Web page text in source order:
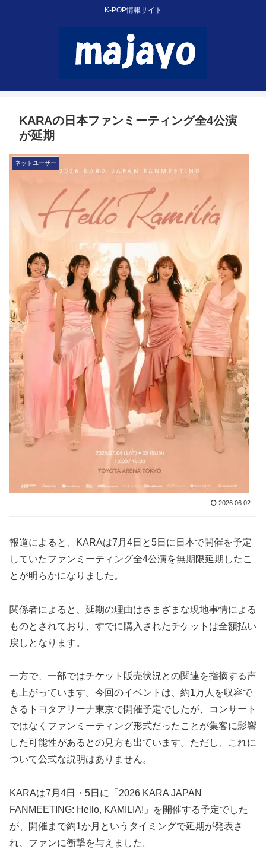
K-POP情報サイト
KARAの日本ファンミーティング全4公演
が延期
ネットユーザー
2026.06.02
報道によると、KARAは7月4日と5日に日本で開催を予定
していたファンミーティング全4公演を無期限延期したこ
とが明らかになりました。
関係者によると、延期の理由はさまざまな現地事情による
ものとされており、すでに購入されたチケットは全額払い
戻しとなります。
一方で、一部ではチケット販売状況との関連を指摘する声
も上がっています。今回のイベントは、約1万人を収容で
きるトヨタアリーナ東京で開催予定でしたが、コンサート
ではなくファンミーティング形式だったことが集客に影響
した可能性があるとの見方も出ています。ただし、これに
ついて公式な説明はありません。
KARAは7月4日・5日に「2026 KARA JAPAN
FANMEETING: Hello, KAMILIA!」を開催する予定でした
が、開催まで約1か月というタイミングで延期が発表さ
れ、ファンに衝撃を与えました。